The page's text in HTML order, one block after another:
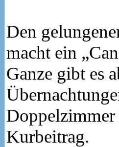
Den
macht ein
Ganze gibt es
Kurbeitrag.